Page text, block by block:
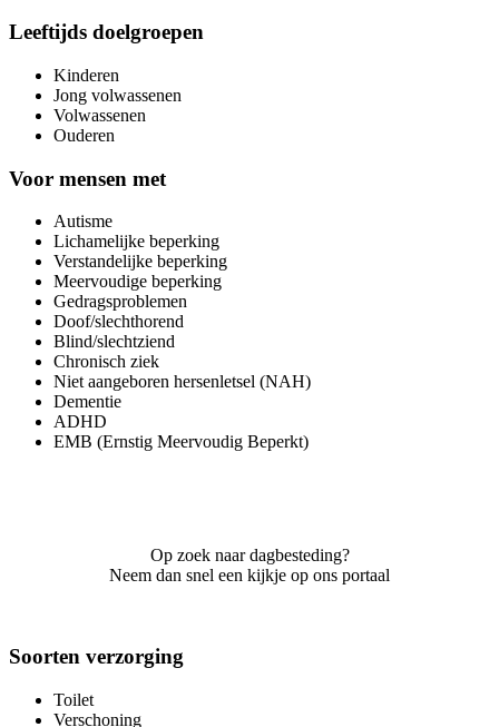
Leeftijds doelgroepen
Kinderen
Jong volwassenen
Volwassenen
Ouderen
Voor mensen met
Autisme
Lichamelijke beperking
Verstandelijke beperking
Meervoudige beperking
Gedragsproblemen
Doof/slechthorend
Blind/slechtziend
Chronisch ziek
Niet aangeboren hersenletsel (NAH)
Dementie
ADHD
EMB (Ernstig Meervoudig Beperkt)
Op zoek naar dagbesteding?
Neem dan snel een kijkje op ons portaal
Soorten verzorging
Toilet
Verschoning